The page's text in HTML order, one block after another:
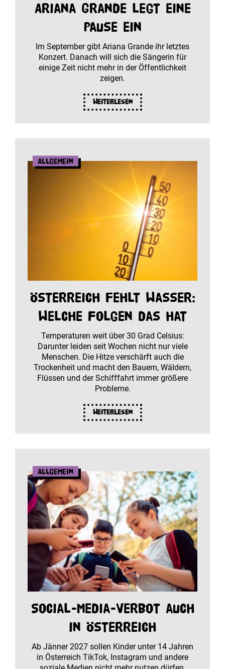
Ariana Grande legt eine
Pause ein
Im September gibt Ariana Grande ihr letztes
Konzert. Danach will sich die Sängerin für
einige Zeit nicht mehr in der Öffentlichkeit
zeigen.
Weiterlesen
Allgemein
Österreich fehlt Wasser:
Welche Folgen das hat
Temperaturen weit über 30 Grad Celsius:
Darunter leiden seit Wochen nicht nur viele
Menschen. Die Hitze verschärft auch die
Trockenheit und macht den Bauern, Wäldern,
Flüssen und der Schifffahrt immer größere
Probleme.
Weiterlesen
Allgemein
Social-Media-Verbot auch
in Österreich
Ab Jänner 2027 sollen Kinder unter 14 Jahren
in Österreich TikTok, Instagram und andere